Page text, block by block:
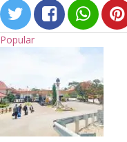
Popular